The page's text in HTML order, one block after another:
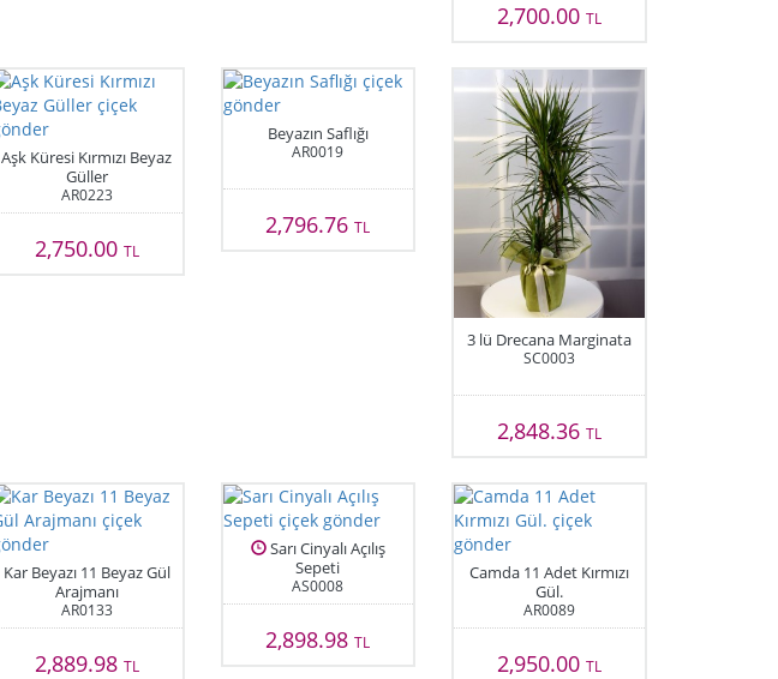
2,700.00TL
Aşk Küresi Kırmızı Beyaz
Güller
AR0223
2,750.00 TL
Beyazın Saflığı
AR0019
2,796.76TL
3 lü Drecana Marginata
SC0003
2,848.36TL
Kar Beyazı 11 Beyaz Gül
Arajmanı
AR0133
2,889.98 TL
Sarı Cinyalı Açılış
Sepeti
AS0008
2,898.98TL
Camda 11 Adet Kırmızı
Gül.
AR0089
2,950.00TL